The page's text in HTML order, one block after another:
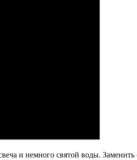
и немного святой воды.